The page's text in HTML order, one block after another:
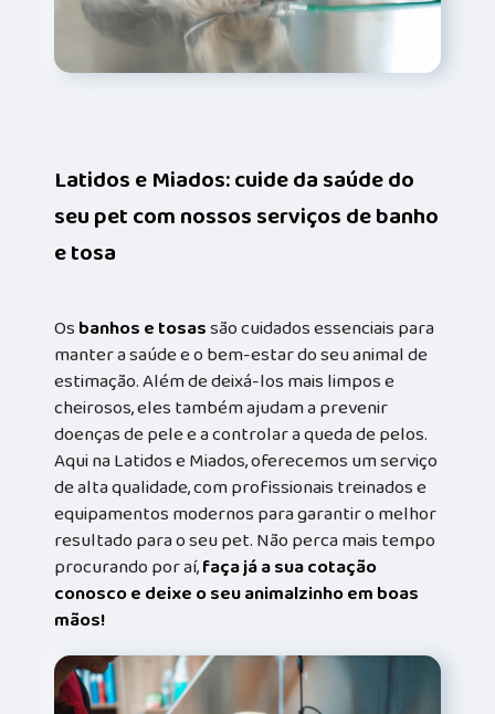
Latidos e Miados: cuide da saúde do
seu pet com nossos serviços de banho
e tosa
Osbanhos e tosassão cuidados essenciais para
manter a saúde e o bem-estar do seu animal de
estimação. Além de deixá-los mais limpos e
cheirosos, eles também ajudam a prevenir
doenças de pele e a controlar a queda de pelos.
Aqui na Latidos e Miados, oferecemos um serviço
de alta qualidade, com profissionais treinados e
equipamentos modernos para garantir o melhor
resultado para o seu pet. Não perca mais tempo
procurando por aí,faça já a sua cotação
conosco e deixe o seu animalzinho em boas
mãos!